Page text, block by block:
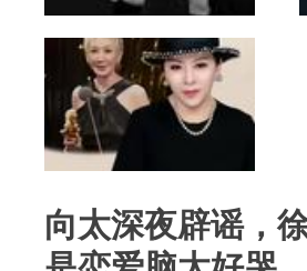
向太深夜辟谣，